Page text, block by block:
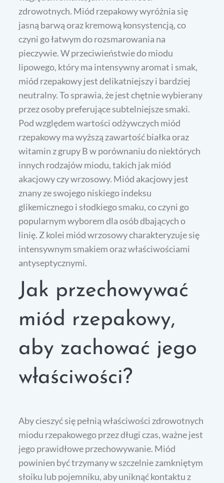
zdrowotnych. Miód rzepakowy wyróżnia się
jasną barwą oraz kremową konsystencją, co
czyni go łatwym do rozsmarowania na
pieczywie. W przeciwieństwie do miodu
lipowego, który ma intensywny aromat i smak,
miód rzepakowy jest delikatniejszy i bardziej
neutralny. To sprawia, że jest chętnie wybierany
przez osoby preferujące subtelniejsze smaki.
Pod względem wartości odżywczych miód
rzepakowy ma wyższą zawartość białka oraz
witamin z grupy B w porównaniu do niektórych
innych rodzajów miodu, takich jak miód
akacjowy czy wrzosowy. Miód akacjowy jest
znany ze swojego niskiego indeksu
glikemicznego i słodkiego smaku, co czyni go
popularnym wyborem dla osób dbających o
linię. Z kolei miód wrzosowy charakteryzuje się
intensywnym smakiem oraz właściwościami
antyseptycznymi.
Jak przechowywać
miód rzepakowy,
aby zachować jego
właściwości?
Aby cieszyć się pełnią właściwości zdrowotnych
miodu rzepakowego przez długi czas, ważne jest
jego prawidłowe przechowywanie. Miód
powinien być trzymany w szczelnie zamkniętym
słoiku lub pojemniku, aby uniknąć kontaktu z